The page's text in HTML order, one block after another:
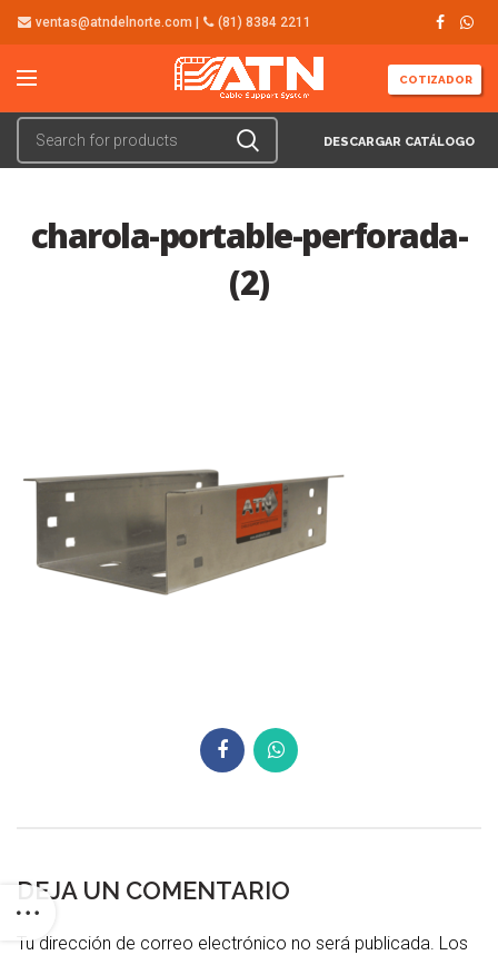
ventas@atndelnorte.com | (81) 8384 2211
COTIZADOR
DESCARGAR CATÁLOGO
charola-portable-perforada-
(2)
DEJA UN COMENTARIO
Tu dirección de correo electrónico no será publicada. Los